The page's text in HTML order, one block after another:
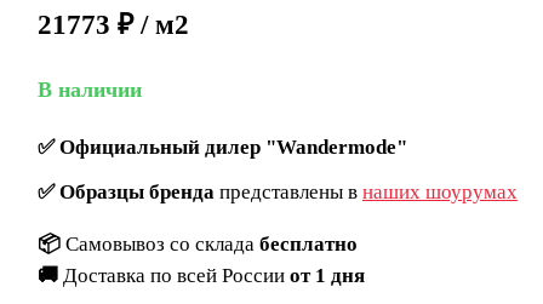
21773 ₽ / м2
В наличии
✅Официальный дилер "Wandermode"
✅Образцы брендапредставлены в наших шоурумах
📦 Самовывоз со склада бесплатно
🚚 Доставка по всей России от 1 дня